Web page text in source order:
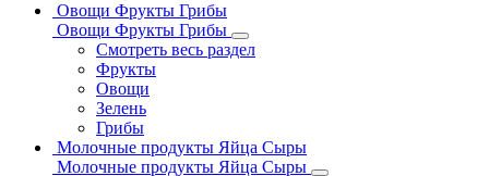
Овощи Фрукты Грибы
Овощи Фрукты Грибы
Смотреть весь раздел
Фрукты
Овощи
Зелень
Грибы
Молочные продукты Яйца Сыры
Молочные продукты Яйца Сыры